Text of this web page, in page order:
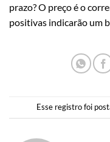
prazo? O preço é o
positivas indicarão um
Esse registro foi